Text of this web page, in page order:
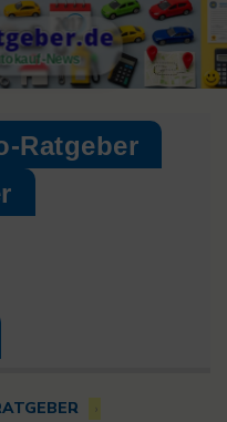
News
Ratgeber
›